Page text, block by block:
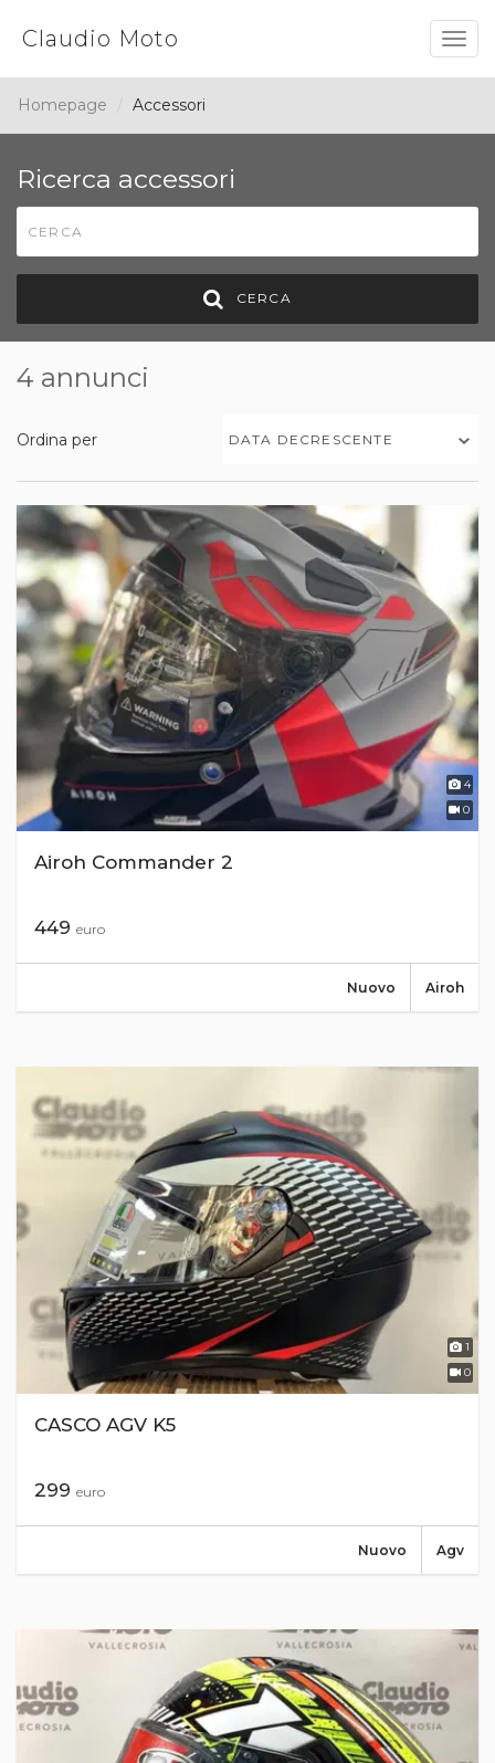
Claudio Moto
Homepage Accessori
Ricerca accessori
CERCA
4 annunci
Ordina per DATA DECRESCENTE
4
0
Airoh Commander 2
449 euro
Airoh
Nuovo
1
0
CASCO AGV K5
299 euro
Agv
Nuovo